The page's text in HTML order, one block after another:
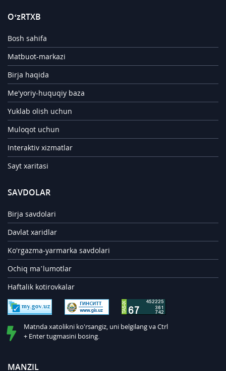
O‘zRTXB
Bosh sahifa
Matbuot-markazi
Birja haqida
Me'yoriy-huquqiy baza
Yuklab olish uchun
Muloqot uchun
Interaktiv xizmatlar
Sayt xaritasi
SAVDOLAR
Birja savdolari
Davlat xaridlar
Ko'rgazma-yarmarka savdolari
Ochiq ma’lumotlar
Haftalik kotirovkalar
Matnda xatolikni ko'rsangiz, uni belgilang va Ctrl
+ Enter tugmasini bosing.
MANZIL